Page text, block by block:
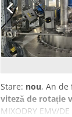
Stare: nou, An de
viteză de rotație
MIXODRY EMV/